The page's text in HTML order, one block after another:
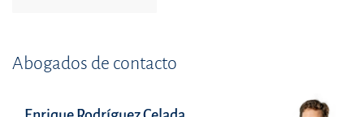
Abogados de contacto